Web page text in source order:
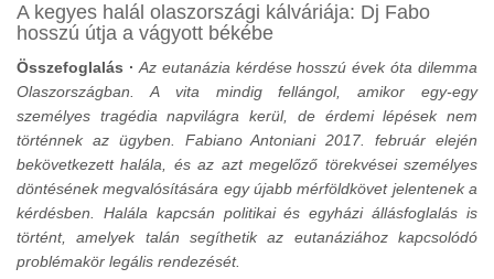
A kegyes halál olaszországi kálváriája: Dj Fabo
hosszú útja a vágyott békébe
Összefoglalás · Az eutanázia kérdése hosszú évek óta dilemma
Olaszországban. A vita mindig fellángol, amikor egy-egy
személyes tragédia napvilágra kerül, de érdemi lépések nem
történnek az ügyben. Fabiano Antoniani 2017. február elején
bekövetkezett halála, és az azt megelőző törekvései személyes
döntésének megvalósítására egy újabb mérföldkövet jelentenek a
kérdésben. Halála kapcsán politikai és egyházi állásfoglalás is
történt, amelyek talán segíthetik az eutanáziához kapcsolódó
problémakör legális rendezését.